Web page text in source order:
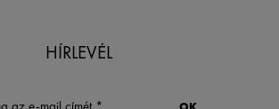
HÍRLEVÉL